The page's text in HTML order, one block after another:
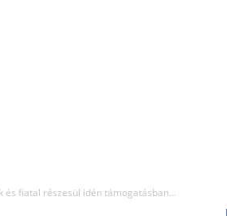
és fiatal részesül idén támogatásban...